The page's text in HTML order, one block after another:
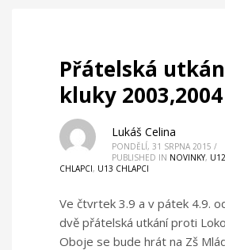
Přátelská
kluky
Lukáš Celina
PONDĚLÍ, 31 SRPNA 2015 /
PUBLISHED IN NOVINKY, U12
CHLAPCI, U13 CHLAPCI
Ve čtvrtek 3.9 a v pátek 4.9.
dvě přátelská utkání proti
Oboje se bude hrát na Zš